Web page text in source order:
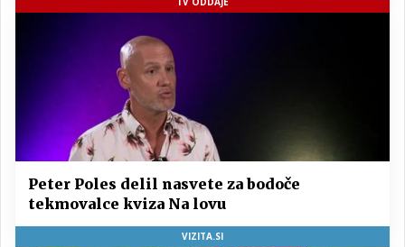
Peter Poles delil nasvete za bodoče
tekmovalce kviza Na lovu
VIZITA.SI